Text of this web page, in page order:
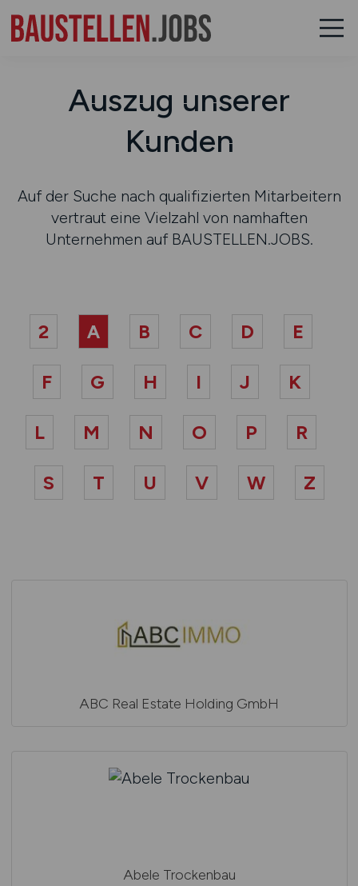
Auszug unserer
Kunden
Auf der Suche nach qualifizierten Mitarbeitern
vertraut eine Vielzahl von namhaften
Unternehmen auf BAUSTELLEN.JOBS.
2 A B C D E
F G H I J K
L M N O P R
S T U V W Z
ABC Real Estate Holding GmbH
Abele Trockenbau